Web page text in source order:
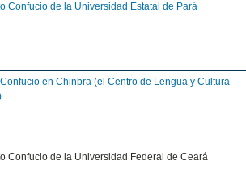
Confucio de la Universidad Estatal de Pará
en Chinbra (el Centro de Lengua y Cultura
Confucio de la Universidad Federal de Ceará